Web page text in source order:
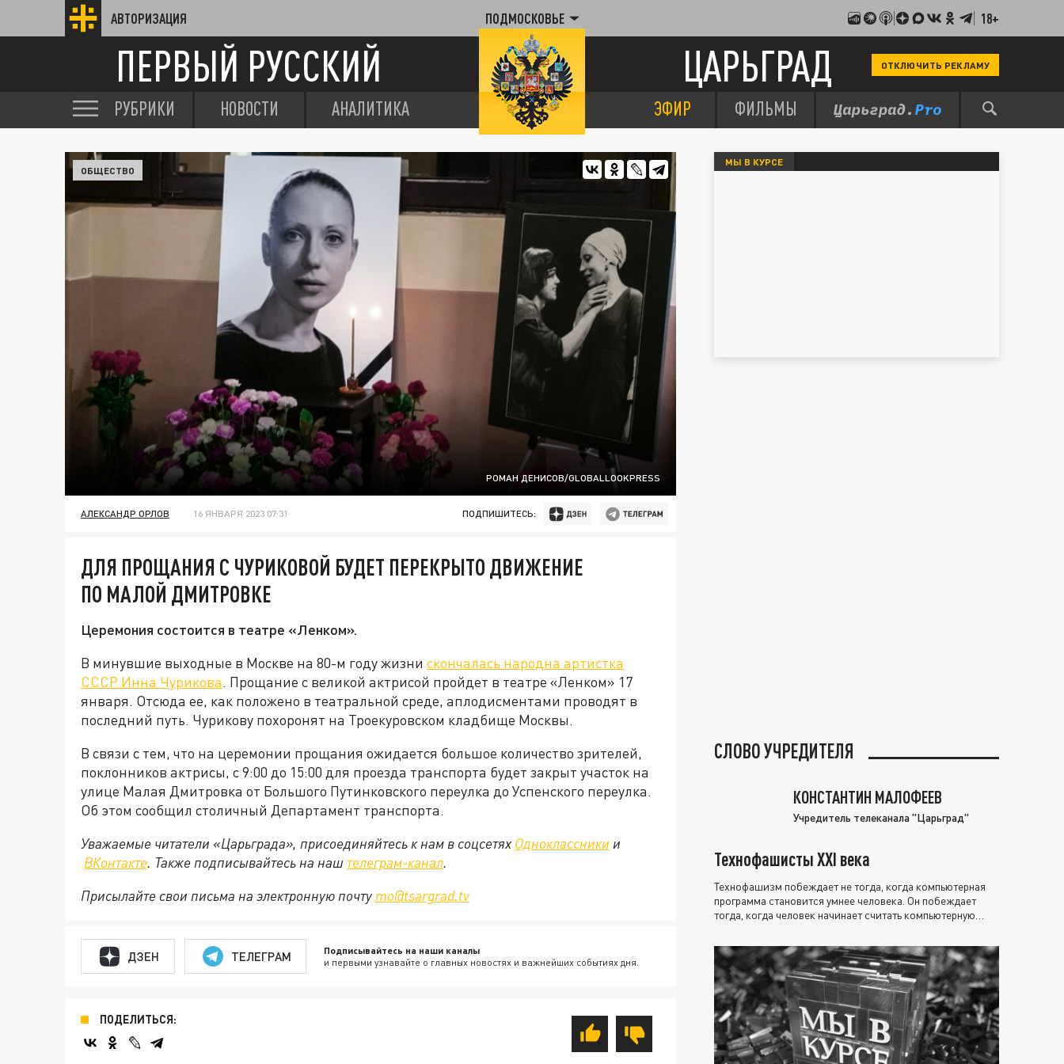
АВТОРИЗАЦИЯ ПОДМОСКОВЬЕ 18+
ПЕРВЫЙ РУССКИЙ ЦАРЬГРАД ОТКЛЮЧИТЬ РЕКЛАМУ
РУБРИКИ НОВОСТИ АНАЛИТИКА ЭФИР ФИЛЬМЫ
РОМАН ДЕНИСОВ/GLOBALLOOKPRESS
ОБЩЕСТВО
АЛЕКСАНДР ОРЛОВ 16 ЯНВАРЯ 2023 07:31 ПОДПИШИТЕСЬ:
ДЛЯ ПРОЩАНИЯ С ЧУРИКОВОЙ БУДЕТ ПЕРЕКРЫТО ДВИЖЕНИЕ
ПО МАЛОЙ ДМИТРОВКЕ
Церемония состоится в театре «Ленком».
В минувшие выходные в Москве на 80-м году жизни скончалась народна артистка
СССР Инна Чурикова. Прощание с великой актрисой пройдет в театре «Ленком» 17
января. Отсюда ее, как положено в театральной среде, аплодисментами проводят в
последний путь. Чурикову похоронят на Троекуровском кладбище Москвы.
В связи с тем, что на церемонии прощания ожидается большое количество зрителей,
поклонников актрисы, с 9:00 до 15:00 для проезда транспорта будет закрыт участок на
улице Малая Дмитровка от Большого Путинковского переулка до Успенского переулка.
Об этом сообщил столичный Департамент транспорта.
Уважаемые читатели «Царьграда», присоединяйтесь к нам в соцсетях Одноклассники и
ВКонтакте. Также подписывайтесь на наш телеграм-канал.
Присылайте свои письма на электронную почту mo@tsargrad.tv
ДЗЕН ТЕЛЕГРАМ Подписывайтесь на наши каналы
и первыми узнавайте о главных новостях и важнейших событиях дня.
ПОДЕЛИТЬСЯ:
МЫ В КУРСЕ
СЛОВО УЧРЕДИТЕЛЯ
КОНСТАНТИН МАЛОФЕЕВ
Учредитель телеканала "Царьград"
Технофашисты XXI века
Технофашизм побеждает не тогда, когда компьютерная
программа становится умнее человека. Он побеждает
тогда, когда человек начинает считать компьютерную